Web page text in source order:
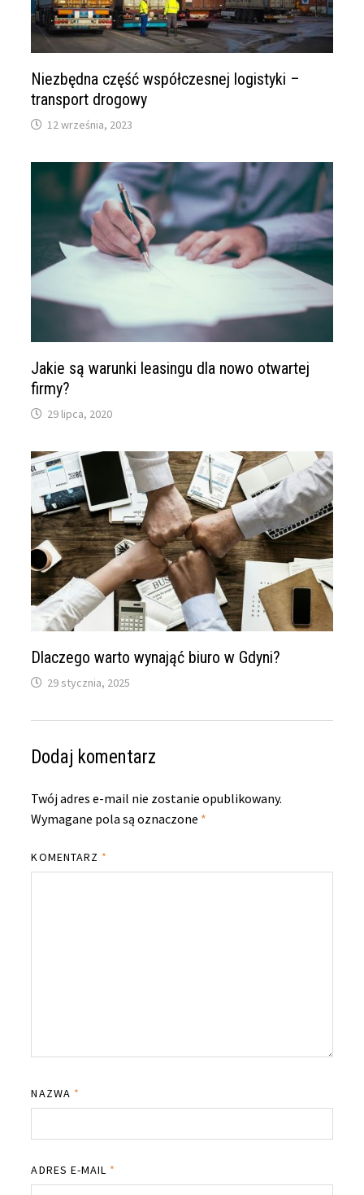
Niezbędna część współczesnej logistyki –
transport drogowy
12 września, 2023
Jakie są warunki leasingu dla nowo otwartej
firmy?
29 lipca, 2020
Dlaczego warto wynająć biuro w Gdyni?
29 stycznia, 2025
Dodaj komentarz
Twój adres e-mail nie zostanie opublikowany.
Wymagane pola są oznaczone *
KOMENTARZ *
NAZWA *
ADRES E-MAIL *